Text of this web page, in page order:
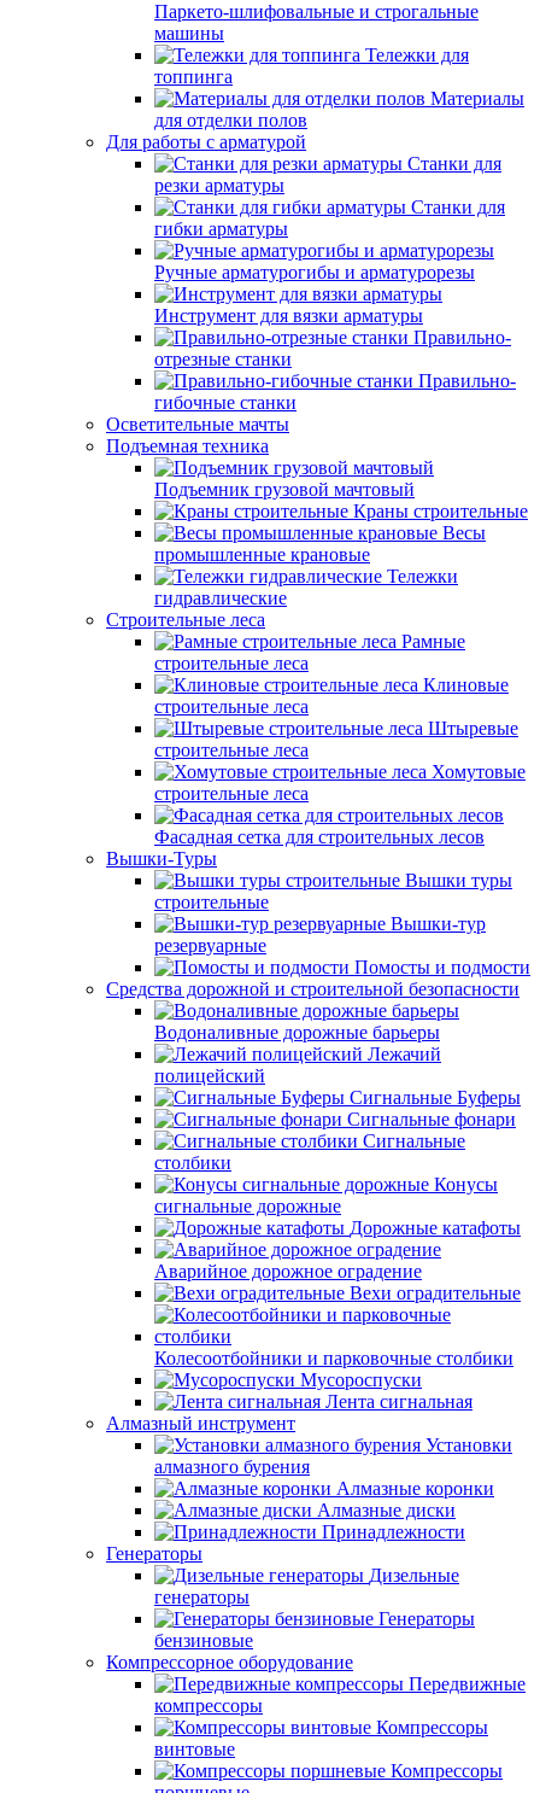
Паркето-шлифовальные и строгальные
машины
Тележки для
топпинга
Материалы
для отделки полов
Для работы с арматурой
Станки для
резки арматуры
Станки для
гибки арматуры
Ручные арматурогибы и арматурорезы
Инструмент для вязки арматуры
Правильно-
отрезные станки
Правильно-
гибочные станки
Осветительные мачты
Подъемная техника
Подъемник грузовой мачтовый
Краны строительные
Весы
промышленные крановые
Тележки
гидравлические
Строительные леса
Рамные
строительные леса
Клиновые
строительные леса
Штыревые
строительные леса
Хомутовые
строительные леса
Фасадная сетка для строительных лесов
Вышки-Туры
Вышки туры
строительные
Вышки-тур
резервуарные
Помосты и подмости
Средства дорожной и строительной безопасности
Водоналивные дорожные барьеры
Лежачий
полицейский
Сигнальные Буферы
Сигнальные фонари
Сигнальные
столбики
Конусы
сигнальные дорожные
Дорожные катафоты
Аварийное дорожное оградение
Вехи оградительные
Колесоотбойники и парковочные столбики
Мусороспуски
Лента сигнальная
Алмазный инструмент
Установки
алмазного бурения
Алмазные коронки
Алмазные диски
Принадлежности
Генераторы
Дизельные
генераторы
Генераторы
бензиновые
Компрессорное оборудование
Передвижные
компрессоры
Компрессоры
винтовые
Компрессоры